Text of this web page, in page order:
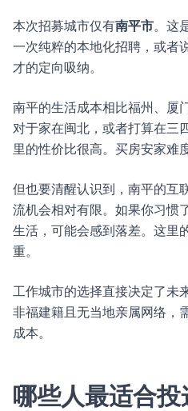
本次招募城市仅有南平市。这
一次纯粹的本地化招聘，或者
才的定向吸纳。
南平的生活成本相比福州、厦
对于家在闽北，或者打算在三
里的性价比很高。买房安家难
但也要清醒认识到，南平的互
流机会相对有限。如果你习惯
生活，可能会感到落差。这里
重。
工作城市的选择直接决定了未
非福建籍且无当地亲属网络，
成本。
哪些人最适合投